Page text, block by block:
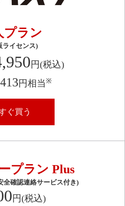
プラン
ライセンス)​
円(税込)
413 円相当※
ぐ買う
プラン Plus​
全確認連絡サービス付き)​
円(税込)